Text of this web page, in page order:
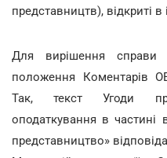
представництв), відкриті в
Для вирішення справи
положення Коментарів
Так, текст Угоди
оподаткування в частині
представництво»